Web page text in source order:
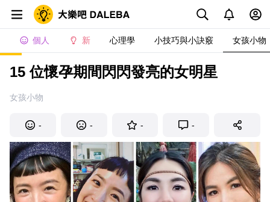
個人 新 心理學 小技巧與小訣竅 女孩小物
15 位懷孕期間閃閃發亮的女明星
女孩小物
- - - -